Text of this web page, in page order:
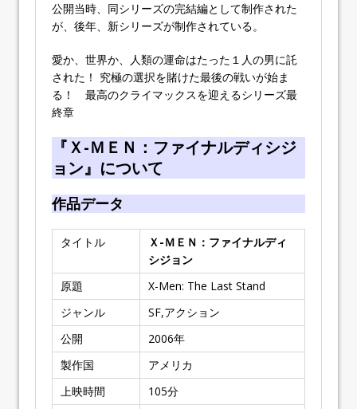
公開当時、同シリーズの完結編として制作された
が、後年、新シリーズが制作されている。
愛か、世界か、人類の運命はたった１人の男に託
された！ 究極の選択を賭けた最後の戦いが始ま
る！ 最高のクライマックスを迎えるシリーズ最
終章
『Ｘ-ＭＥＮ：ファイナルディシジ
ョン』について
作品データ
タイトル
Ｘ-ＭＥＮ：ファイナルディ
シジョン
原題
X-Men: The Last Stand
ジャンル
SF,アクション
公開
2006年
製作国
アメリカ
上映時間
105分